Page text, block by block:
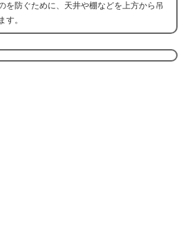
を防ぐために、天井や棚などを上方から吊
す。